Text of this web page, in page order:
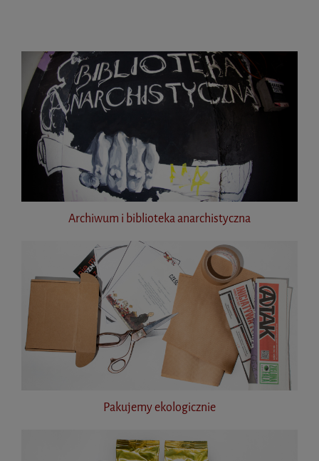
Archiwum i biblioteka anarchistyczna
Pakujemy ekologicznie